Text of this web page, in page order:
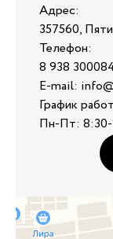
Адрес:
357560,
Телефон:
8 938
E-mail:
График
Пн-Пт: